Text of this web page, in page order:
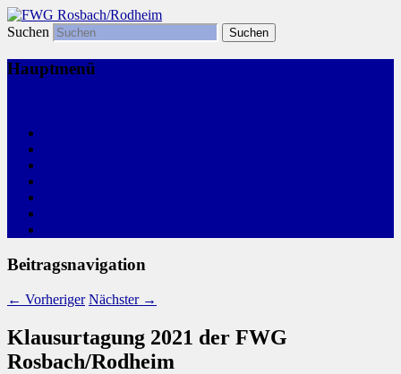
FWG Rosbach/Rodheim
Freie Wählergemeinschaft
Suchen
Hauptmenü
Beitragsnavigation
← Vorheriger Nächster →
Klausurtagung 2021 der FWG
Rosbach/Rodheim